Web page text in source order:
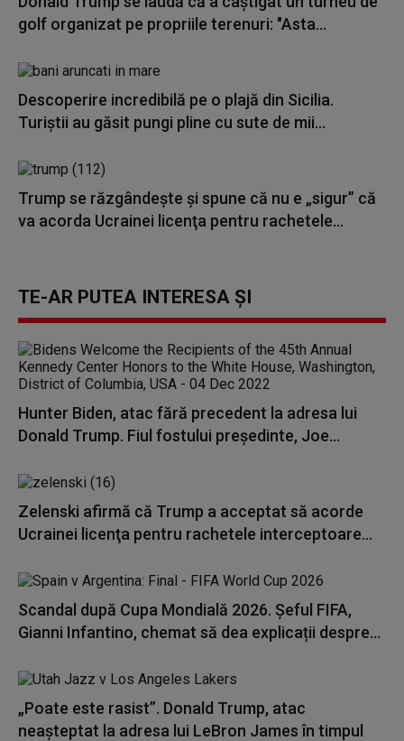
golf organizat pe propriile terenuri: "Asta...
Descoperire incredibilă pe o plajă din Sicilia.
Turiștii au găsit pungi pline cu sute de mii...
Trump se răzgândește și spune că nu e „sigur” că
va acorda Ucrainei licenţa pentru rachetele...
TE-AR PUTEA INTERESA ȘI
Hunter Biden, atac fără precedent la adresa lui
Donald Trump. Fiul fostului președinte, Joe...
Zelenski afirmă că Trump a acceptat să acorde
Ucrainei licenţa pentru rachetele interceptoare...
Scandal după Cupa Mondială 2026. Șeful FIFA,
Gianni Infantino, chemat să dea explicații despre...
„Poate este rasist”. Donald Trump, atac
neașteptat la adresa lui LeBron James în timpul